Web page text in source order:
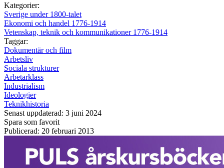
Kategorier:
Sverige under 1800-talet
Ekonomi och handel 1776-1914
Vetenskap, teknik och kommunikationer 1776-1914
Taggar:
Dokumentär och film
Arbetsliv
Sociala strukturer
Arbetarklass
Industrialism
Ideologier
Teknikhistoria
Senast uppdaterad: 3 juni 2024
Spara som favorit
Publicerad: 20 februari 2013